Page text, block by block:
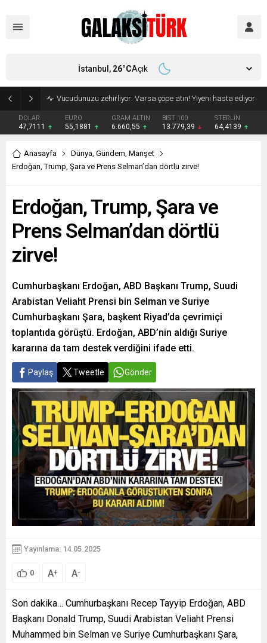
Vücudunuzu zehirliyor: Varsa çöpe atın! Yiyeni hasta ediyor
DOLAR
47,7111
EURO
55,1881
GRAM ALTIN
6.660,55
BIST 100
13.779,39
STERLİN
64,4139
İstanbul, 26°CAçık
Anasayfa Dünya, Gündem, Manşet
Erdoğan, Trump, Şara ve Prens Selman’dan dörtlü zirve!
Erdoğan, Trump, Şara ve
Prens Selman’dan dörtlü
zirve!
Cumhurbaşkanı Erdoğan, ABD Başkanı Trump, Suudi
Arabistan Veliaht Prensi bin Selman ve Suriye
Cumhurbaşkanı Şara, başkent Riyad’da çevrimiçi
toplantıda görüştü. Erdoğan, ABD’nin aldığı Suriye
kararına da tam destek verdiğini ifade etti.
Paylaş Tweetle Gönder
Yayınlama: 14.05.2025
0 A+ A-
Son dakika… Cumhurbaşkanı Recep Tayyip Erdoğan, ABD
Başkanı Donald Trump, Suudi Arabistan Veliaht Prensi
Muhammed bin Selman ve Suriye Cumhurbaşkanı Şara,